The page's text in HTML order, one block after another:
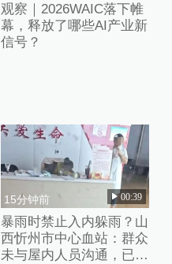
观察｜2026WAIC落下帷
幕，释放了哪些AI产业新
信号？
15分钟前 00:39
暴雨时禁止入内躲雨？山
西忻州市中心血站：群众
未与屋内人员沟通，已批